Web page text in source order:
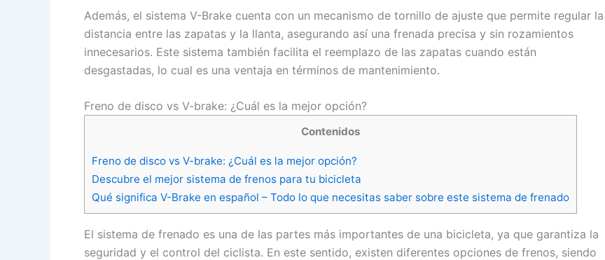
Además, el sistema V-Brake cuenta con un mecanismo de tornillo de ajuste que permite regular la
distancia entre las zapatas y la llanta, asegurando así una frenada precisa y sin rozamientos
innecesarios. Este sistema también facilita el reemplazo de las zapatas cuando están
desgastadas, lo cual es una ventaja en términos de mantenimiento.
Freno de disco vs V-brake: ¿Cuál es la mejor opción?
Contenidos
Freno de disco vs V-brake: ¿Cuál es la mejor opción?
Descubre el mejor sistema de frenos para tu bicicleta
Qué significa V-Brake en español – Todo lo que necesitas saber sobre este sistema de frenado
El sistema de frenado es una de las partes más importantes de una bicicleta, ya que garantiza la
seguridad y el control del ciclista. En este sentido, existen diferentes opciones de frenos, siendo